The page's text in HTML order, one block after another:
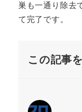
巣も一通り除去
て完了です。
この記事